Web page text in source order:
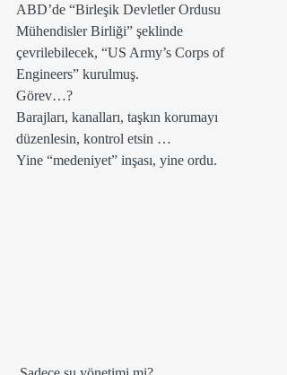
ABD’de “Birleşik Devletler Ordusu
Mühendisler Birliği” şeklinde
çevrilebilecek, “US Army’s Corps of
Engineers” kurulmuş.
Görev…?
Barajları, kanalları, taşkın korumayı
düzenlesin, kontrol etsin …
Yine “medeniyet” inşası, yine ordu.